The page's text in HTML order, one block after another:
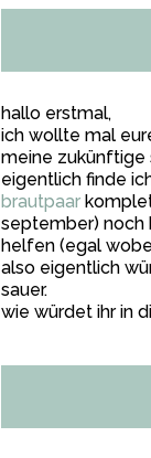
hallo erstmal,
ich wollte mal
meine zukünftige
eigentlich finde
brautpaar
september) noch
helfen (egal
also eigentlich
sauer.
wie würdet ihr in